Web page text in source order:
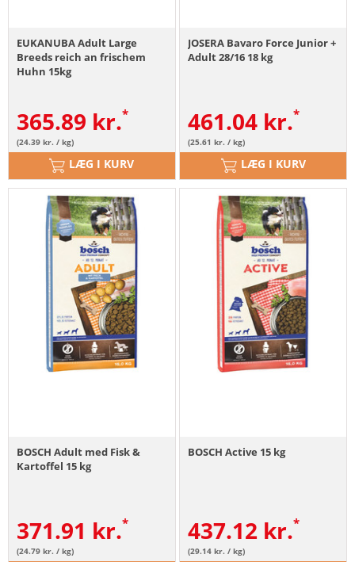
EUKANUBA Adult Large
Breeds reich an frischem
Huhn 15kg
365.89 kr.
(24.39 kr. / kg)
LÆG I KURV
JOSERA Bavaro Force Junior +
Adult 28/16 18 kg
461.04 kr.
(25.61 kr. / kg)
LÆG I KURV
BOSCH Adult med Fisk &
Kartoffel 15 kg
371.91 kr.
(24.79 kr. / kg)
BOSCH Active 15 kg
437.12 kr.
(29.14 kr. / kg)